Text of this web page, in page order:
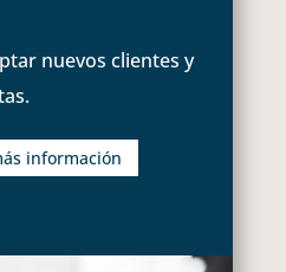
nuevos clientes y
información